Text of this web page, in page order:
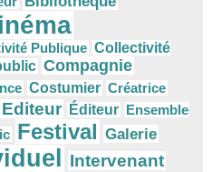
Publique Collectivité
Compagnie
Costumier Créatrice
Editeur Éditeur Ensemble
Festival Galerie
Intervenant